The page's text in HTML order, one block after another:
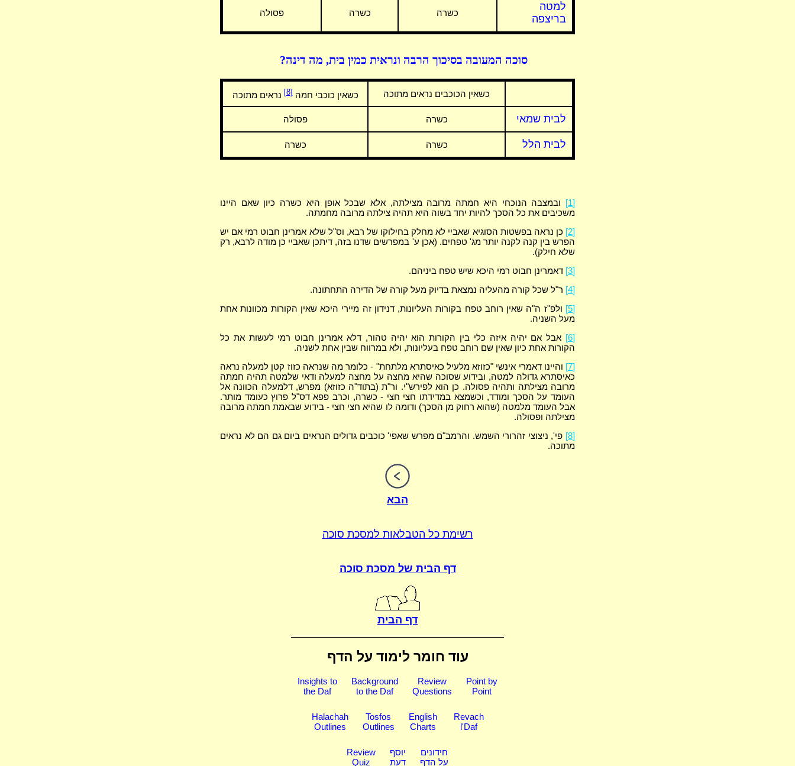
למטה
בריצפה
כשרה כשרה פסולה
סוכה המעובה בסיכוך הרבה ונראית כמין בית, מה דינה?
כשאין הכוכבים נראים מתוכה כשאין כוכבי חמה[8] נראים מתוכה
לבית שמאי כשרה פסולה
לבית הלל כשרה כשרה
[1]
ובמצבה הנוכחי היא חמתה מרובה מצילתה, אלא שבכל אופן היא כשרה כיון שאם היינו
משכיבים את כל הסכך להיות יחד בשוה היא תהיה צילתה מרובה מחמתה.
[2]
כן נראה בפשטות הסוגיא שאביי לא מחלק בחילוקו של רבא, וס"ל שלא אמרינן חבוט רמי אם יש
הפרש בין קנה לקנה יותר מג' טפחים. (אכן ע' במפרשים שדנו בזה, דיתכן שאביי כן מודה לרבא, רק
שלא חילק).
[3]
דאמרינן חבוט רמי היכא שיש טפח ביניהם.
[4]
ר"ל שכל קורה מהעליה נמצאת בדיוק מעל קורה של הדירה התחתונה.
[5]
ולפ"ז ה"ה שאין רוחב טפח בקורות העליונות, דנידון זה מיירי היכא שאין הקורות מכוונות אחת
מעל השניה.
[6]
אבל אם יהיה איזה כלי בין הקורות הוא יהיה טהור, דלא אמרינן חבוט רמי לעשות את כל
הקורות אחת כיון שאין שם רוחב טפח בעליונות, ולא במרווח שבין אחת לשניה.
[7]
והיינו דאמרי אינשי "כזוזא מלעיל כאיסתרא מלתחת" - כלומר מה שנראה כזוז קטן למעלה נראה
כאיסתרא גדולה למטה, ובידוע שסוכה שהיא מחצה על מחצה למעלה ודאי שלמטה תהיה חמתה
מרובה מצילתה ותהיה פסולה. כן הוא לפירש"י. ור"ת (בתוד"ה כזוזא) מפרש, דלמעלה הכוונה אל
העומד על הסכך ומודד, וכשמצא במדידתו חצי חצי - כשרה, וכרב פפא דס"ל פרוץ כעומד מותר.
אבל העומד מלמטה (שהוא רחוק מן הסכך) ודומה לו שהיא חצי חצי - בידוע שבאמת חמתה מרובה
מצילתה ופסולה.
[8]
פי', ניצוצי זהרורי השמש. והרמב"ם מפרש שאפי' כוכבים גדולים הנראים ביום גם הם לא נראים
מתוכה.
הבא
רשימת כל הטבלאות למסכת סוכה
דף הבית של מסכת סוכה
דף הבית
עוד חומר לימוד על הדף
Insights to
the Daf
Background
to the Daf
Review
Questions
Point by
Point
Halachah
Outlines
Tosfos
Outlines
English
Charts
Revach
l'Daf
Review
Quiz
יוסף
דעת
חידונים
על הדף